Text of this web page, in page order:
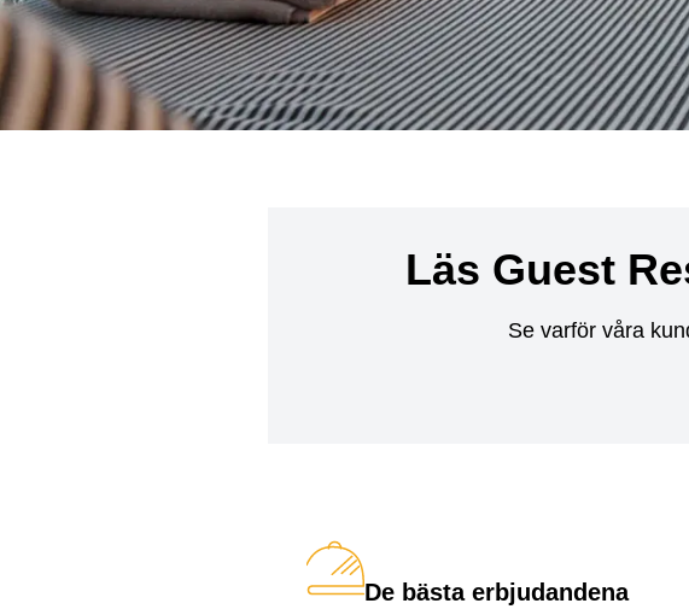
Läs Guest
Se varför våra
De bästa erbjudandena